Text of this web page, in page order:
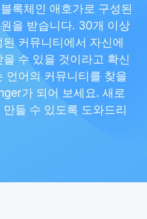
록체인 애호가로 구성된
을 받습니다. 30개 이상
커뮤니티에서 자신에
수 있을 것이라고 확신
언어의 커뮤니티를 찾을
가 되어 보세요. 새로
들 수 있도록 도와드리